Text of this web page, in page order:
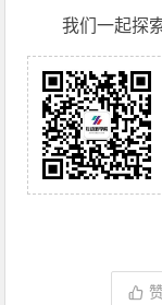
我们一起探